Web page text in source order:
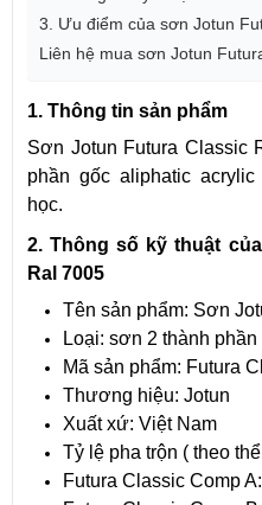
3. Ưu điểm của sơn Jotun
Liên hệ mua sơn Jotun
1. Thông tin sản phẩm
Sơn Jotun Futura Classic
phần gốc aliphatic
học.
2. Thông số kỹ thuật
Ral 7005
Tên sản phẩm: Sơn
Loại: sơn 2 thành phần
Mã sản phẩm: Futura
Thương hiệu: Jotun
Xuất xứ: Việt Nam
Tỷ lệ pha trộn ( theo
Futura Classic Comp